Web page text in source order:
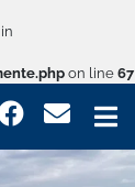
on line 67